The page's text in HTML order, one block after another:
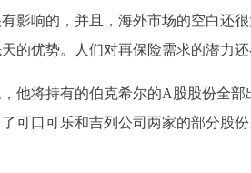
影响的，并且，海外市场的空白还
的优势。人们对再保险需求的潜力
他将持有的伯克希尔的A股股份全
可口可乐和吉列公司两家的部分股